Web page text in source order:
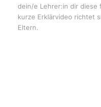
dein/e Lehrer:in dir diese
kurze Erklärvideo richtet
Eltern.